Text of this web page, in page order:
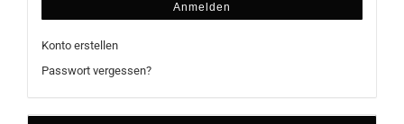
Anmelden
Konto erstellen
Passwort vergessen?